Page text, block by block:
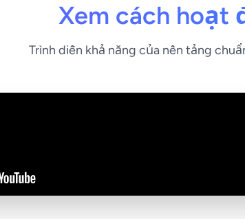
Xem cách hoạt
Trình diễn khả năng của nền tảng